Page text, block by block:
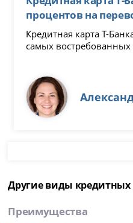
процентов на
Кредитная карта Т-
самых востребованных
Другие виды кредитных
Преимущества